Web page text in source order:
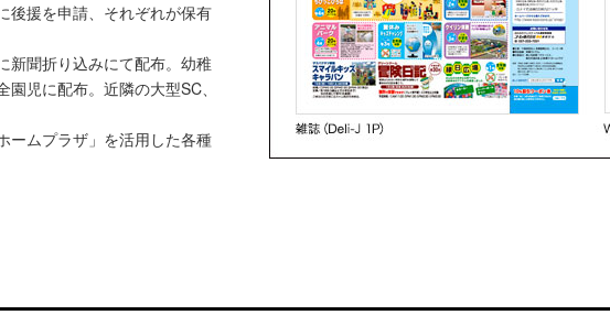
後援を申請、それぞれが保有
新聞折り込みにて配布。幼稚
児に配布。近隣の大型SC、
ームプラザ」を活用した各種